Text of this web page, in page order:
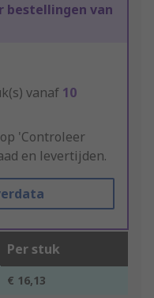
bestellingen van
vanaf 10
'Controleer
en levertijden.
Per stuk
€ 16,13